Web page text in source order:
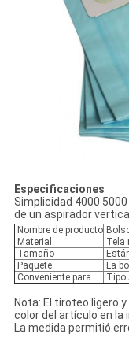
Especificaciones
Simplicidad 4000
de un aspirador
Nombre de producto
Material
Tela
Tamaño
Paquete
La
Conveniente para
Tipo
Nota: El tiroteo ligero
color del artículo en la
La medida permitió